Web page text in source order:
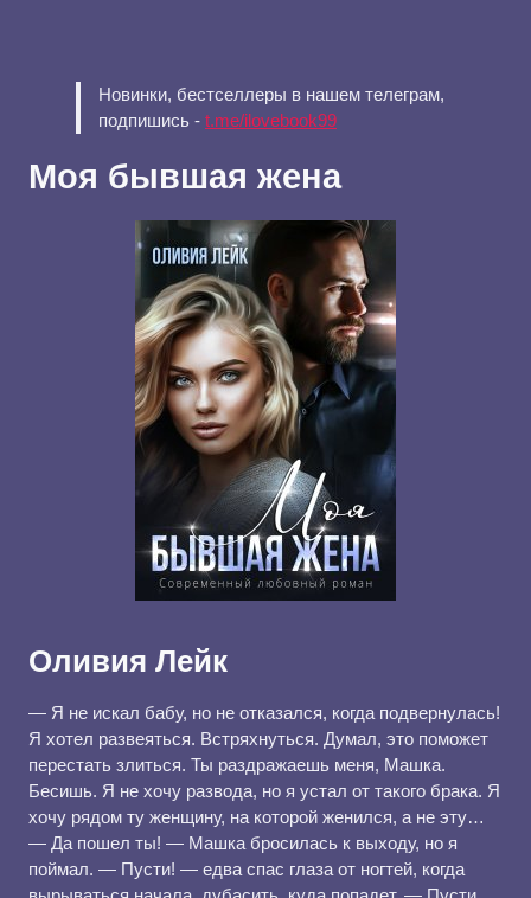
Новинки, бестселлеры в нашем телеграм,
подпишись - t.me/ilovebook99
Моя бывшая жена
Оливия Лейк
— Я не искал бабу, но не отказался, когда подвернулась!
Я хотел развеяться. Встряхнуться. Думал, это поможет
перестать злиться. Ты раздражаешь меня, Машка.
Бесишь. Я не хочу развода, но я устал от такого брака. Я
хочу рядом ту женщину, на которой женился, а не эту…
— Да пошел ты! — Машка бросилась к выходу, но я
поймал. — Пусти! — едва спас глаза от ногтей, когда